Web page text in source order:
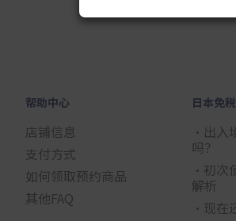
帮助中心
店铺信息
支付方式
如何领取预约商品
其他FAQ
日本免
・出
吗？
・初
解析
・现